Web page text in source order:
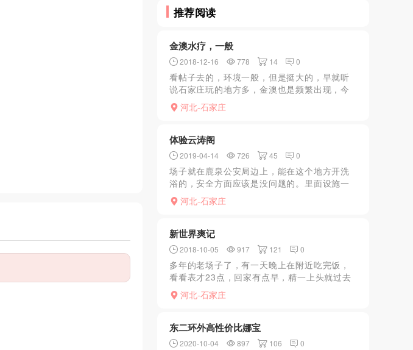
推荐阅读
金澳水疗，一般
2018-12-16 778 14 0
看帖子去的，环境一般，但是挺大的，早就听
说石家庄玩的地方多，金澳也是频繁出现，今
天晚上没事就转了一圈，说重点，洗完澡直接
上三楼，妹子每次进来一个，看了差不多六七
河北-石家庄
体验云涛阁
2019-04-14 726 45 0
场子就在鹿泉公安局边上，能在这个地方开洗
浴的，安全方面应该是没问题的。里面设施一
般，比较旧了，我去的时候没有大活，时间有
点久了记不太清楚了，599三个价位。399就是
河北-石家庄
新世界爽记
2018-10-05 917 121 0
多年的老场子了，有一天晚上在附近吃完饭，
看看表才23点，回家有点早，精一上头就过去
了。进门换鞋，还是之前的黑衣人经理，打声
招呼去浴室了。洗完换上浴衣拿上烟，出浴室
河北-石家庄
东二环外高性价比娜宝
2020-10-04 897 106 0